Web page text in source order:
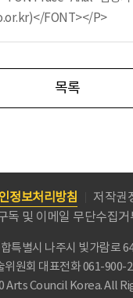
FONT></P>
목록
정보처리방침
저작권
독 및 이메일 무단수집거
특별시 나주시 빛가람로
위원회 대표전화 061-900-
Arts Council Korea. All